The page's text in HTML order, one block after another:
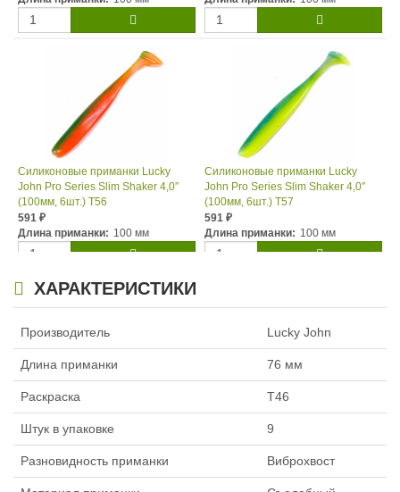
Силиконовые приманки Lucky
John Pro Series Slim Shaker 4,0″
(100мм, 6шт.) T56
591 ₽
Длина приманки: 100 мм
Силиконовые приманки Lucky
John Pro Series Slim Shaker 4,0″
(100мм, 6шт.) T57
591 ₽
Длина приманки: 100 мм
Силиконовые приманки Lucky
(100мм, 6шт.) S67
Длина приманки: 100 мм
(76мм, 9шт.) T56
Длина приманки:76 мм
ХАРАКТЕРИСТИКИ
Производитель Lucky John
Длина приманки 76 мм
Раскраска T46
Штук в упаковке 9
Разновидность приманки Виброхвост